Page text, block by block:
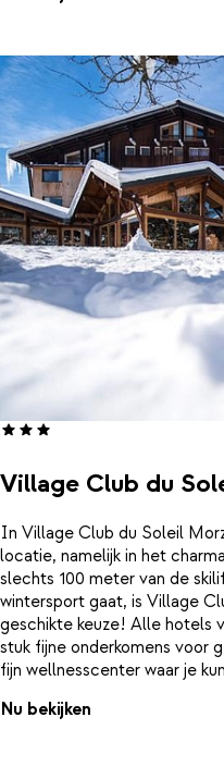
tot rust komen in de hottub.
Sluit de dag af in je
uitbuiken en nagenieten
Village Club du
In Village Club du Soleil
locatie, namelijk in het
slechts 100 meter van de
wintersport gaat, is Village
geschikte keuze! Alle hotels
stuk fijne onderkomens voor
fijn wellnesscenter waar je
De kamers zijn comfortabel
schuif je zo aan in het
Nu bekijken